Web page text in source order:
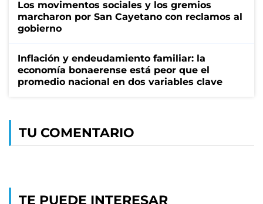
Los movimentos sociales y los gremios
marcharon por San Cayetano con reclamos al
gobierno
Inflación y endeudamiento familiar: la
economía bonaerense está peor que el
promedio nacional en dos variables clave
TU COMENTARIO
TE PUEDE INTERESAR